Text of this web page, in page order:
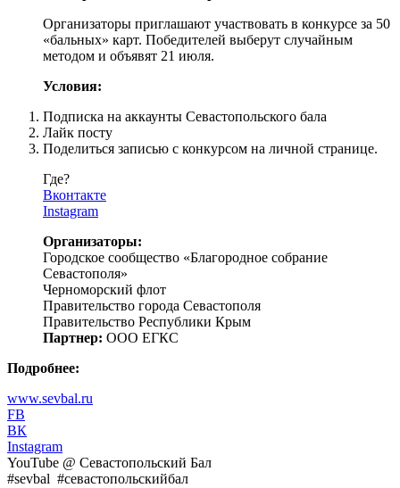
Организаторы приглашают участвовать в конкурсе за 50
«бальных» карт. Победителей выберут случайным
методом и объявят 21 июля.
Условия:
Подписка на аккаунты Севастопольского бала
Лайк посту
Поделиться записью с конкурсом на личной странице.
Где?
Вконтакте
Instagram
Организаторы:
Городское сообщество «Благородное собрание
Севастополя»
Черноморский флот
Правительство города Севастополя
Правительство Республики Крым
Партнер: ООО ЕГКС
Подробнее:
www.sevbal.ru
FB
ВК
Instagram
YouTube @ Севастопольский Бал
#sevbal #севастопольскийбал